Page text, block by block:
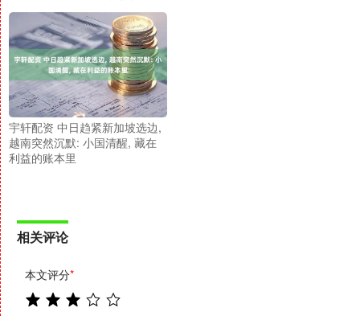
宇轩配资 中日趋紧新加坡选边,
越南突然沉默: 小国清醒, 藏在
利益的账本里
相关评论
本文评分*